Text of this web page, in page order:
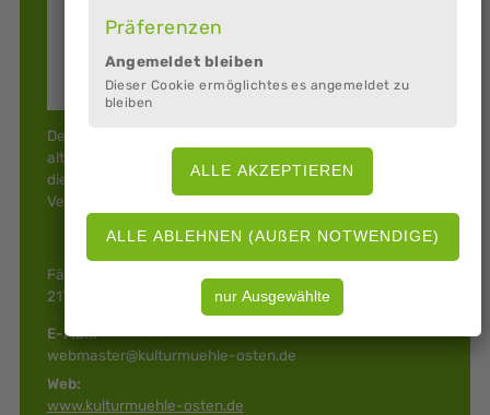
Präferenzen
Angemeldet bleiben
Dieser Cookie ermöglichtes es angemeldet zu
bleiben
Der Verein Kulturmühle Osten ist seit 2008 engagiert, die
alte Motormühle im Ortskern von Osten zu erhalten und
die vorhandenen Räumlichkeiten für kulturelle
Veranstaltungen zu nutzen.
Fährstraße 8 b
21756 Osten
E-Mail:
webmaster@kulturmuehle-osten.de
Web:
www.kulturmuehle-osten.de